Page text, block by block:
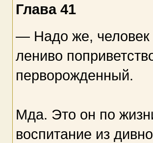
Глава 41
— Надо же, человек
лениво
перворожденный.
Мда. Это он по
воспитание из